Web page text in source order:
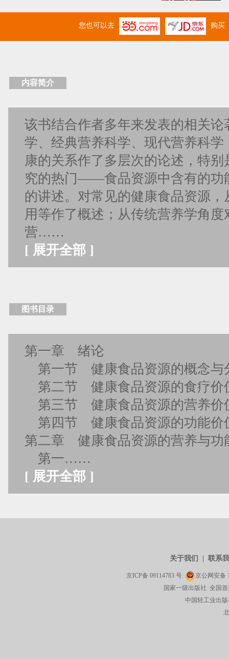
您也可以去 购买
内容简介
该书结合作者多年来发表的相关
学、经典营养科学、现代营养科
康的关系作了多层次的论述，特
究的热门——食品资源中含有的功
的讲述。对常见的健康食品资源
用等作了概述；从传统营养学角
营……
[ 展开全部 ]
图书目录
第一章 绪论
第一节 健康食品资源的概念与
第二节 健康食品资源的食疗价
第三节 健康食品资源的营养价
第四节 健康食品资源的功能价
第二章 健康食品资源的营养与功
第一……
[ 展开全部 ]
关于我们 联系
京ICP备 09114783 号 京公网安备
国家一级出版社 全国
中国轻工业出版